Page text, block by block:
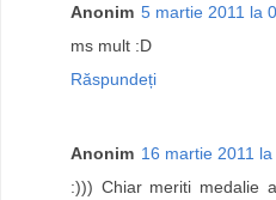
Anonim 5 martie 2011 la
ms mult :D
Răspundeți
Anonim 16 martie 2011 la
:))) Chiar meriti medalie